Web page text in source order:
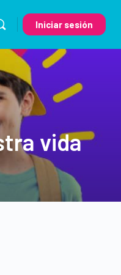
Iniciar sesión
vida